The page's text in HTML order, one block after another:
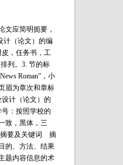
应简明扼要，
计（论文）的编
，任务书，工
列。3. 节的标
Roman”，小
眉为章次和章标
计（论文）的
：按照学校的
致，黑体，三
摘要及关键词 摘
的、方法、结果
题内容信息的术